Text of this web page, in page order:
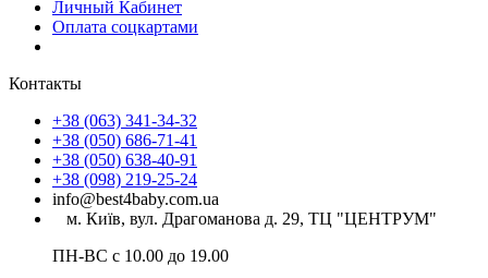
Личный Кабинет
Оплата соцкартами
Контакты
+38 (063) 341-34-32
+38 (050) 686-71-41
+38 (050) 638-40-91
+38 (098) 219-25-24
info@best4baby.com.ua
м. Київ, вул. Драгоманова д. 29, ТЦ "ЦЕНТРУМ"
ПН-ВС с 10.00 до 19.00